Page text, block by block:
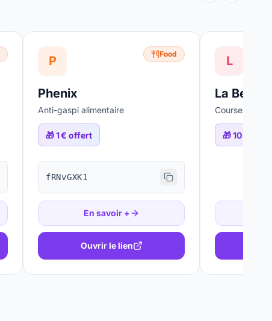
P Food
Phenix
Anti-gaspi alimentaire
🎁1 € offert
fRNvGXK1
En savoir +
Ouvrir le lien
L
La Belle
Courses
🎁10 €